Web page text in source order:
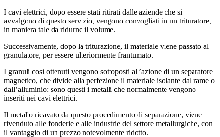
I cavi elettrici, dopo essere stati ritirati dalle aziende che si
avvalgono di questo servizio, vengono convogliati in un trituratore,
in maniera tale da ridurne il volume.
Successivamente, dopo la triturazione, il materiale viene passato al
granulatore, per essere ulteriormente frantumato.
I granuli così ottenuti vengono sottoposti all’azione di un separatore
magnetico, che divide alla perfezione il materiale isolante dal rame o
dall’alluminio: sono questi i metalli che normalmente vengono
inseriti nei cavi elettrici.
Il metallo ricavato da questo procedimento di separazione, viene
rivenduto alle fonderie e alle industrie del settore metallurgiche, con
il vantaggio di un prezzo notevolmente ridotto.